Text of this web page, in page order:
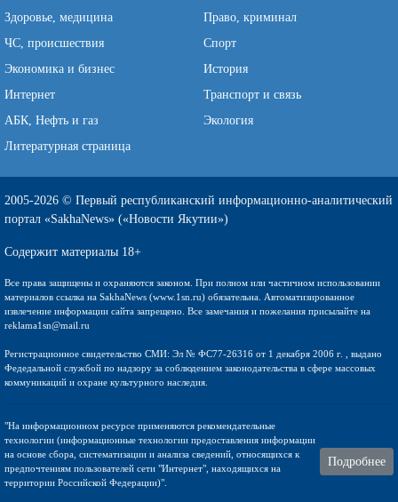
Здоровье, медицина
Право, криминал
ЧС, происшествия
Спорт
Экономика и бизнес
История
Интернет
Транспорт и связь
АБК, Нефть и газ
Экология
Литературная страница
2005-2026 © Первый республиканский информационно-аналитический
портал «SakhaNews» («Новости Якутии»)
Содержит материалы 18+
Все права защищены и охраняются законом. При полном или частичном использовании
материалов ссылка на SakhaNews (www.1sn.ru) обязательна. Автоматизированное
извлечение информации сайта запрещено. Все замечания и пожелания присылайте на
reklama1sn@mail.ru
Регистрационное свидетельство СМИ: Эл № ФС77-26316 от 1 декабря 2006 г. , выдано
Федедальной службой по надзору за соблюдением законодательства в сфере массовых
коммуникаций и охране культурного наследия.
"На информационном ресурсе применяются рекомендательные
технологии (информационные технологии предоставления информации
на основе сбора, систематизации и анализа сведений, относящихся к
предпочтениям пользователей сети "Интернет", находящихся на
территории Российской Федерации)".
Подробнее